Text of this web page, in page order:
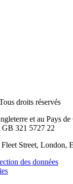
droits réservés
et au Pays
321 5727 22
Fleet Street, London,
des données